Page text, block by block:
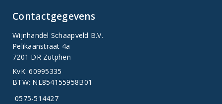
Contactgegevens
Wijnhandel Schaapveld B.V.
Pelikaanstraat 4a
7201 DR Zutphen
KvK: 60995335
BTW: NL854155958B01
0575-514427